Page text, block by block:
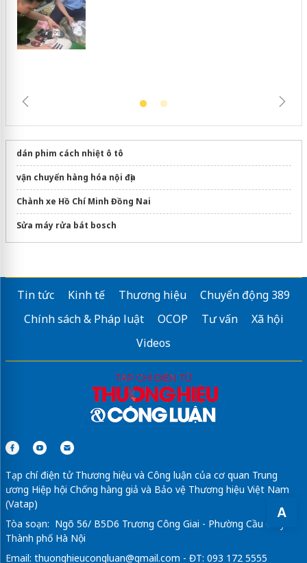
A
dán phim cách nhiệt ô tô
vận chuyển hàng hóa nội địa
Chành xe Hồ Chí Minh Đồng Nai
Sửa máy rửa bát bosch
Tin tức Kinh tế Thương hiệu
Chuyển động 389
Chính sách & Pháp luật
OCOP Tư vấn
Xã hội
Videos
Tạp chí điện tử Thương hiệu và Công luận của cơ quan Trung
ương Hiệp hội Chống hàng giả và Bảo vệ Thương hiệu Việt Nam
(Vatap)
Tòa soạn: Ngõ 56/ B5D6 Trương Công Giai - Phường Cầu Giấy -
Thành phố Hà Nội
Email: thuonghieucongluan@gmail.com - ĐT: 093 172 5555